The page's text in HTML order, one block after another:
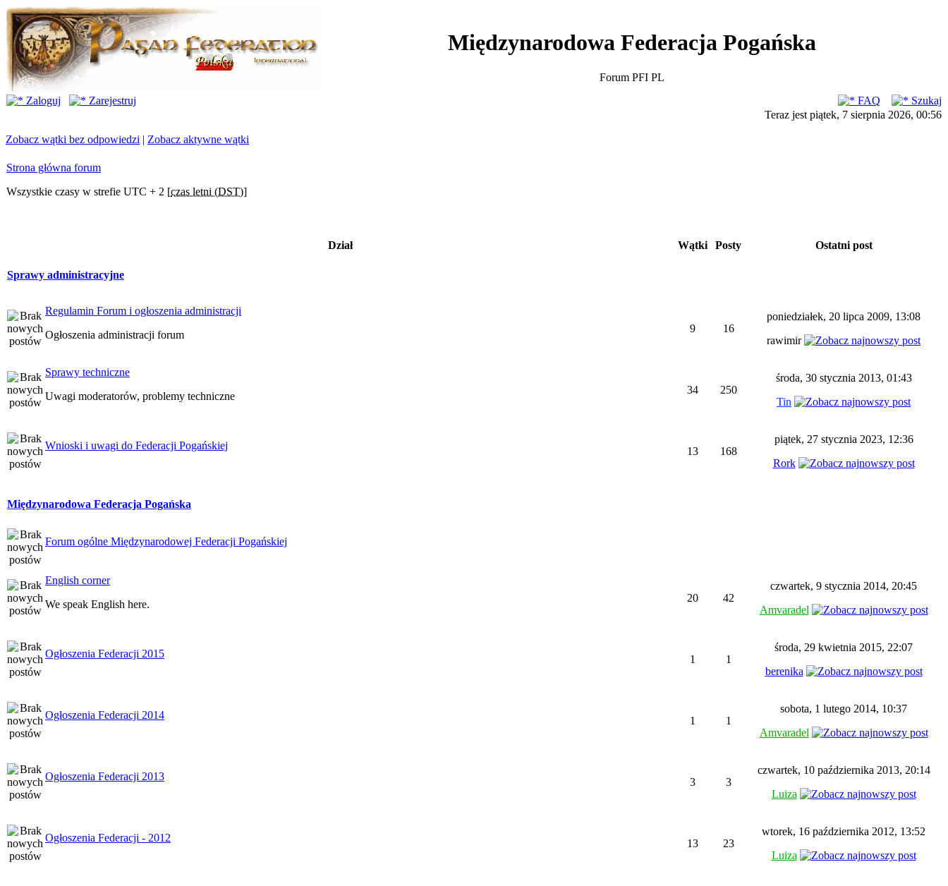
Międzynarodowa Federacja Pogańska
Forum PFI PL
Zaloguj
Zarejestruj FAQ
Szukaj
Teraz jest piątek, 7 sierpnia 2026, 00:56
Zobacz wątki bez odpowiedzi | Zobacz aktywne wątki
Strona główna forum
Wszystkie czasy w strefie UTC + 2 [czas letni (DST)]
Dział Wątki Posty Ostatni post
Sprawy administracyjne
Regulamin Forum i ogłoszenia administracji
Ogłoszenia administracji forum
9 16
poniedziałek, 20 lipca 2009, 13:08
rawimir
Sprawy techniczne
Uwagi moderatorów, problemy techniczne
34 250
środa, 30 stycznia 2013, 01:43
Tin
Wnioski i uwagi do Federacji Pogańskiej 13 168
piątek, 27 stycznia 2023, 12:36
Rork
Międzynarodowa Federacja Pogańska
Forum ogólne Międzynarodowej Federacji Pogańskiej
English corner
We speak English here.
20 42
czwartek, 9 stycznia 2014, 20:45
Amvaradel
Ogłoszenia Federacji 2015 1 1
środa, 29 kwietnia 2015, 22:07
berenika
Ogłoszenia Federacji 2014 1 1
sobota, 1 lutego 2014, 10:37
Amvaradel
Ogłoszenia Federacji 2013 3 3
czwartek, 10 października 2013, 20:14
Luiza
Ogłoszenia Federacji - 2012 13 23
wtorek, 16 października 2012, 13:52
Luiza